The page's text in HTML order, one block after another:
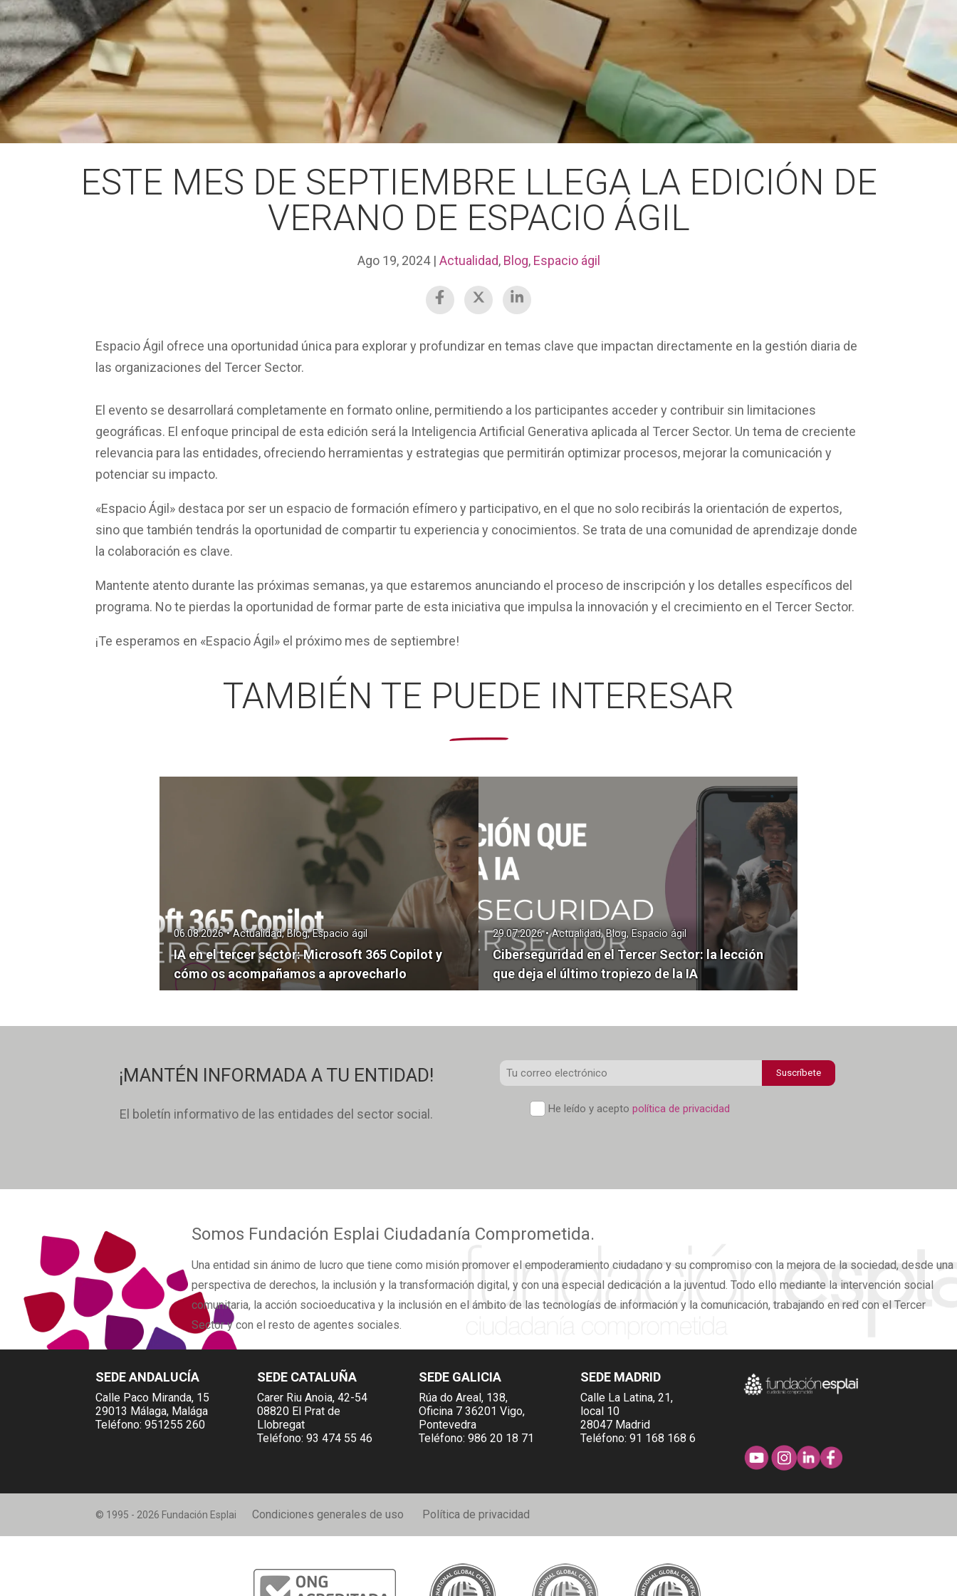
ESTE MES DE SEPTIEMBRE LLEGA LA EDICIÓN DE
VERANO DE ESPACIO ÁGIL
Ago 19, 2024| Actualidad, Blog, Espacio ágil
Espacio Ágil ofrece una oportunidad única para explorar y profundizar en temas clave que impactan directamente en la gestión diaria de
las organizaciones del Tercer Sector.
El evento se desarrollará completamente enformato online, permitiendo a los participantes acceder y contribuir sin limitaciones
geográficas. El enfoque principal de esta edición será la Inteligencia Artificial Generativa aplicada al Tercer Sector. Un tema de creciente
relevancia para las entidades, ofreciendo herramientas y estrategias que permitirán optimizar procesos, mejorar la comunicación y
potenciar su impacto.
«Espacio Ágil» destaca por ser un espacio de formación efímero y participativo, en el que no solo recibirás la orientación de expertos,
sino que también tendrás la oportunidad de compartir tu experiencia y conocimientos. Se trata de una comunidad de aprendizaje donde
la colaboración es clave.
Mantente atento durante las próximas semanas, ya que estaremos anunciando el proceso de inscripción y los detalles específicos del
programa. No te pierdas la oportunidad de formar parte de esta iniciativa que impulsa la innovación y el crecimiento en el Tercer Sector.
¡Te esperamos en «Espacio Ágil» el próximo mes de septiembre!
TAMBIÉN TE PUEDE INTERESAR
IA en el tercer sector: Microsoft 365 Copilot y
cómo os acompañamos a aprovecharlo
06.08.2026 • Actualidad, Blog, Espacio ágil
Ciberseguridad en el Tercer Sector: la lección
que deja el último tropiezo de la IA
29.07.2026 • Actualidad, Blog, Espacio ágil
¡MANTÉN INFORMADA A TU ENTIDAD!
El boletín informativo de las entidades del sector social.
Correo
Política
He leído y aceptopolítica de privacidad
Suscríbete
Somos Fundación Esplai Ciudadanía Comprometida.
Una entidad sin ánimo de lucro que tiene como misión promover el empoderamiento ciudadano y su compromiso con la mejora de la sociedad, desde una
perspectiva de derechos, la inclusión y la transformación digital, y con una especial dedicación a la juventud. Todo ello mediante la intervención social
comunitaria, la acción socioeducativa y la inclusión en el ámbito de las tecnologías de información y la comunicación, trabajando en red con el Tercer
Sector y con el resto de agentes sociales.
SEDE ANDALUCÍA
Calle Paco Miranda, 15
29013 Málaga, Malága
Teléfono:951255 260
SEDE CATALUÑA
Carer Riu Anoia, 42-54
08820 El Prat de
Llobregat
Teléfono:93 474 55 46
SEDE GALICIA
Rúa do Areal, 138,
Oficina 7 36201 Vigo,
Pontevedra
Teléfono:986 20 18 71
SEDE MADRID
Calle La Latina, 21,
local 10
28047 Madrid
Teléfono: 91 168 168 6
© 1995 - 2026 Fundación Esplai Condiciones generales de uso Política de privacidad